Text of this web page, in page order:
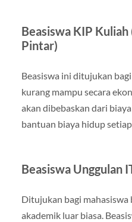
Beasiswa KIP
Pintar)
Beasiswa ini ditujukan
kurang mampu secara
akan dibebaskan dari
bantuan biaya hidup
Beasiswa Unggulan
Ditujukan bagi mahasiswa
akademik luar biasa.